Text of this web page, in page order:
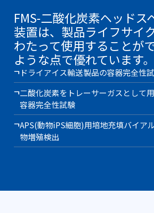
FMS-二酸化炭素ヘッドス
装置は、製品ライフサイ
わたって使用することが
ような点で優れています。
ドライアイス輸送製品の容器完全性
二酸化炭素をトレーサーガスとして
容器完全性試験
APS(動物iPS細胞)用培地充填バイア
物増殖検出